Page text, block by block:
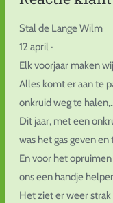
Stal de Lange Wilm
12 april ·
Elk voorjaar maken
Alles komt er aan te
onkruid weg te
Dit jaar, met een
was het gas geven en
En voor het
ons een handje
Het ziet er weer